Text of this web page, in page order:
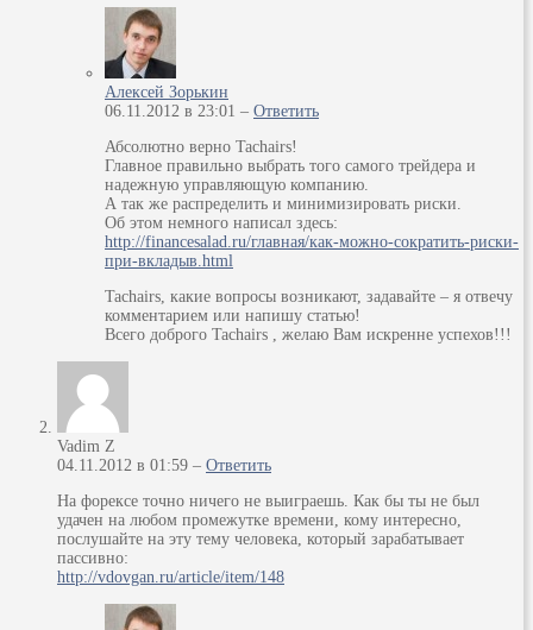
Алексей Зорькин
06.11.2012 в 23:01 – Ответить
Абсолютно верно Tachairs!
Главное правильно выбрать того самого трейдера и
надежную управляющую компанию.
А так же распределить и минимизировать риски.
Об этом немного написал здесь:
http://financesalad.ru/главная/как-можно-сократить-риски-
при-вкладыв.html
Tachairs, какие вопросы возникают, задавайте – я отвечу
комментарием или напишу статью!
Всего доброго Tachairs , желаю Вам искренне успехов!!!
Vadim Z
04.11.2012 в 01:59 – Ответить
На форексе точно ничего не выиграешь. Как бы ты не был
удачен на любом промежутке времени, кому интересно,
послушайте на эту тему человека, который зарабатывает
пассивно:
http://vdovgan.ru/article/item/148